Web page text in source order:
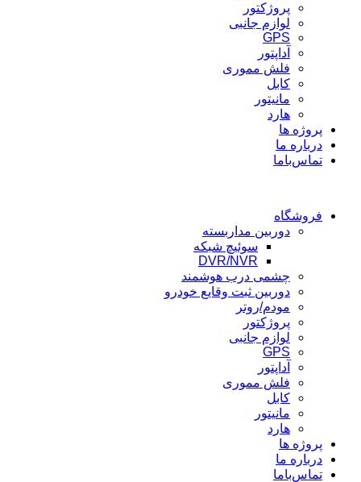
پروژکتور
لوازم جانبی
GPS
آداپتور
فلش مموری
کابل
مانیتور
هارد
پروژه ها
درباره ما
تماس‌باما
فروشگاه
دوربین مداربسته
سوئیچ شبکه
DVR/NVR
چشمی درب هوشمند
دوربین ثبت وقایع خودرو
مودم/روتر
پروژکتور
لوازم جانبی
GPS
آداپتور
فلش مموری
کابل
مانیتور
هارد
پروژه ها
درباره ما
تماس‌باما